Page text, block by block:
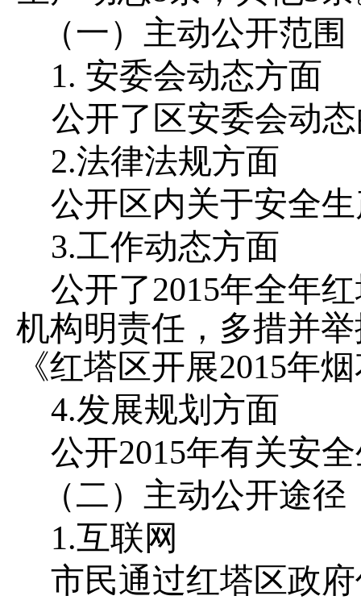
（一）主动公开范围
1. 安委会动态方面
公开了区安委会动
2.法律法规方面
公开区内关于安全
3.工作动态方面
公开了2015年全年
机构明责任，多措并
《红塔区开展2015年
4.发展规划方面
公开2015年有关安
（二）主动公开途径
1.互联网
市民通过红塔区政